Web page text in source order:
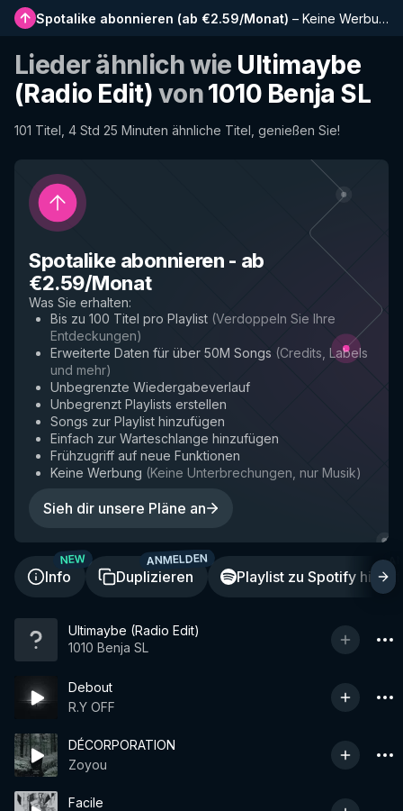
Spotalike abonnieren (ab €2.59/Monat) – Keine Werbung, längere Playlists, vollständiger Verlauf und Frühzugriff auf neue Funktionen
Lieder ähnlich wie Ultimaybe
(Radio Edit) von1010 Benja SL
101 Titel, 4 Std 25 Minuten ähnliche Titel, genießen Sie!
Spotalike abonnieren - ab
€2.59/Monat
Was Sie erhalten:
Bis zu 100 Titel pro Playlist (Verdoppeln Sie Ihre
Entdeckungen)
Erweiterte Daten für über 50M Songs (Credits, Labels
und mehr)
Unbegrenzte Wiedergabeverlauf
Unbegrenzt Playlists erstellen
Songs zur Playlist hinzufügen
Einfach zur Warteschlange hinzufügen
Frühzugriff auf neue Funktionen
Keine Werbung (Keine Unterbrechungen, nur Musik)
Sieh dir unsere Pläne an
Info
NEW
Duplizieren
ANMELDEN
Playlist zu Spotify
Ultimaybe (Radio Edit)
1010 Benja SL
Debout
R.Y OFF
DÉCORPORATION
Zoyou
Facile